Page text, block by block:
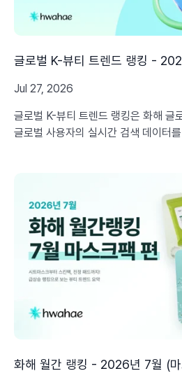
글로벌 K-뷰티 트렌드 랭킹 -
Jul 27, 2026
글로벌 K-뷰티 트렌드 랭킹은 화해
글로벌 사용자의 실시간 검색 데이터
화해 월간 랭킹 - 2026년 7월 (